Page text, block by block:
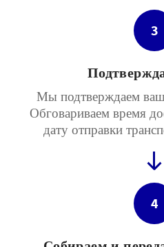
3
Мы подтверждаем ваш
Обговариваем время
дату отправки
4